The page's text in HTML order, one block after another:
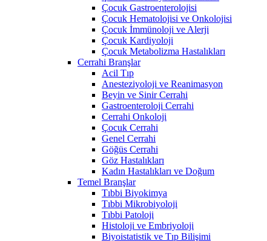
Çocuk Gastroenterolojisi
Çocuk Hematolojisi ve Onkolojisi
Çocuk İmmünoloji ve Alerji
Çocuk Kardiyoloji
Çocuk Metabolizma Hastalıkları
Cerrahi Branşlar
Acil Tıp
Anesteziyoloji ve Reanimasyon
Beyin ve Sinir Cerrahi
Gastroenteroloji Cerrahi
Cerrahi Onkoloji
Çocuk Cerrahi
Genel Cerrahi
Göğüs Cerrahi
Göz Hastalıkları
Kadın Hastalıkları ve Doğum
Temel Branşlar
Tıbbi Biyokimya
Tıbbi Mikrobiyoloji
Tıbbi Patoloji
Histoloji ve Embriyoloji
Biyoistatistik ve Tıp Bilişimi